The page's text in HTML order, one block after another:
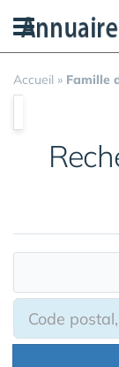
Accueil » Famille